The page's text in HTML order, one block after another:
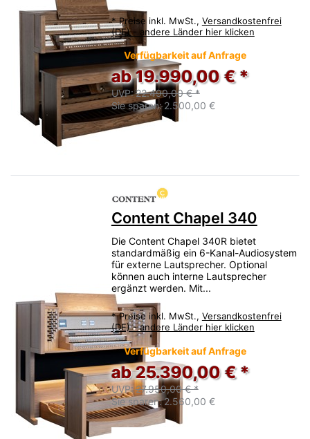
* Preise inkl. MwSt., Versandkostenfrei
(DE) - andere Länder hier klicken
Verfügbarkeit auf Anfrage
ab 19.990,00 € *
UVP:22.490,00 € *
Sie sparen: 2.500,00 €
Content Chapel 340
Die Content Chapel 340R bietet
standardmäßig ein 6-Kanal-Audiosystem
für externe Lautsprecher. Optional
können auch interne Lautsprecher
ergänzt werden. Mit...
* Preise inkl. MwSt., Versandkostenfrei
(DE) - andere Länder hier klicken
Verfügbarkeit auf Anfrage
ab 25.390,00 € *
UVP:27.950,00 € *
Sie sparen:2.560,00 €